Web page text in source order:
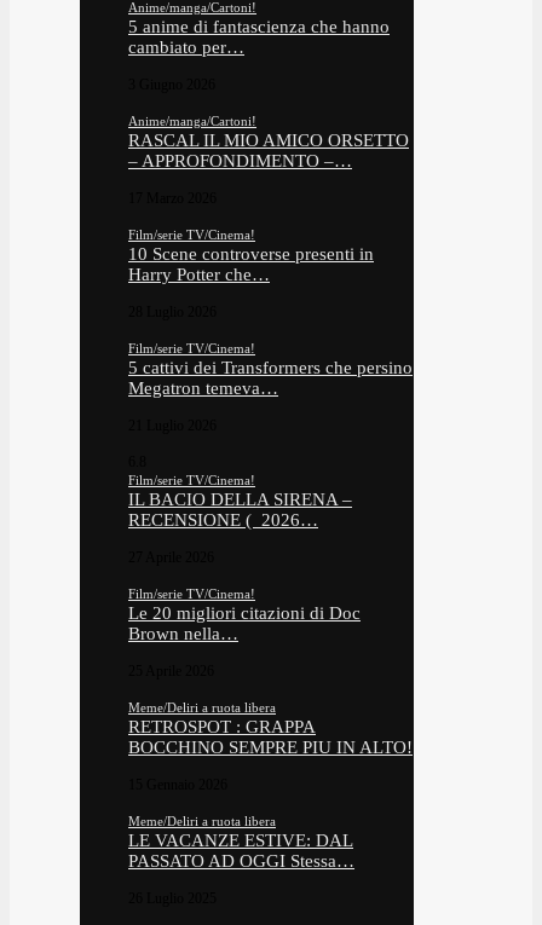
Anime/manga/Cartoni!
5 anime di fantascienza che hanno
cambiato per…
Anime/manga/Cartoni!
RASCAL IL MIO AMICO ORSETTO
– APPROFONDIMENTO –…
Film/serie TV/Cinema!
10 Scene controverse presenti in
Harry Potter che…
Film/serie TV/Cinema!
5 cattivi dei Transformers che persino
Megatron temeva…
Film/serie TV/Cinema!
IL BACIO DELLA SIRENA –
RECENSIONE ( 2026…
Film/serie TV/Cinema!
Le 20 migliori citazioni di Doc
Brown nella…
Meme/Deliri a ruota libera
RETROSPOT : GRAPPA
BOCCHINO SEMPRE PIU IN ALTO!
Meme/Deliri a ruota libera
LE VACANZE ESTIVE: DAL
PASSATO AD OGGI Stessa…